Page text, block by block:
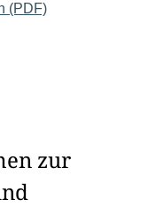
(PDF)
zur